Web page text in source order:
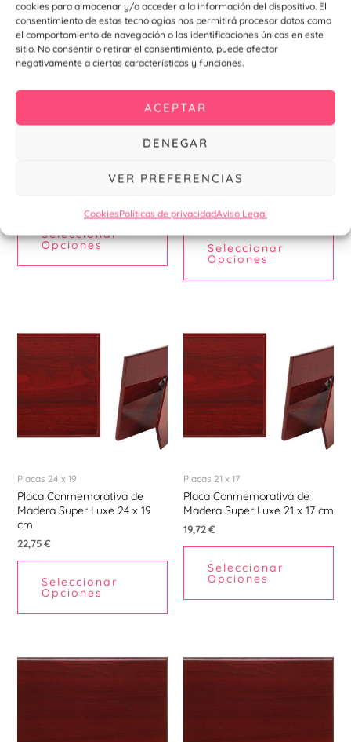
cookies para almacenar y/o acceder a la información del dispositivo. El
consentimiento de estas tecnologías nos permitirá procesar datos como
el comportamiento de navegación o las identificaciones únicas en este
sitio. No consentir o retirar el consentimiento, puede afectar
negativamente a ciertas características y funciones.
ACEPTAR
DENEGAR
VER PREFERENCIAS
CookiesPolíticas de privacidadAviso Legal
Seleccionar
Opciones
Placas 29 x 23
Madera Super Luxe 29 x 23
29,65€
Seleccionar
Opciones
Placas 24 x 19
Placa Conmemorativa de
Madera Super Luxe 24 x 19
cm
22,75€
Seleccionar
Opciones
Placas 21 x 17
Placa Conmemorativa de
Madera Super Luxe 21 x 17 cm
19,72€
Seleccionar
Opciones